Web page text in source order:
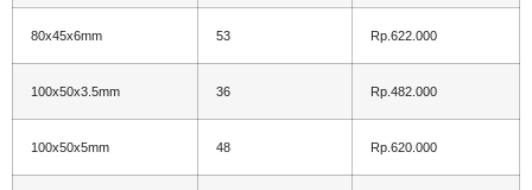
80x45x6mm 53 Rp.622.000
100x50x3.5mm 36 Rp.482.000
100x50x5mm 48 Rp.620.000